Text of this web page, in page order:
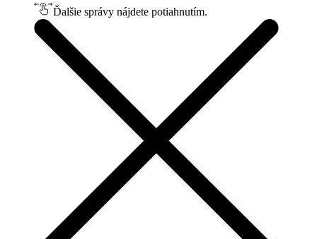
Ďalšie správy nájdete potiahnutím.